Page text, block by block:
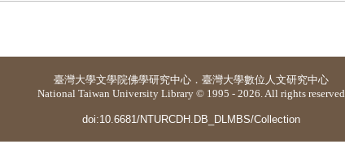
臺灣大學文學院佛學研究中心 ． 臺灣大學數位人文研究中心
National Taiwan University Library © 1995 - 2026. All rights reserved
doi:10.6681/NTURCDH.DB_DLMBS/Collection